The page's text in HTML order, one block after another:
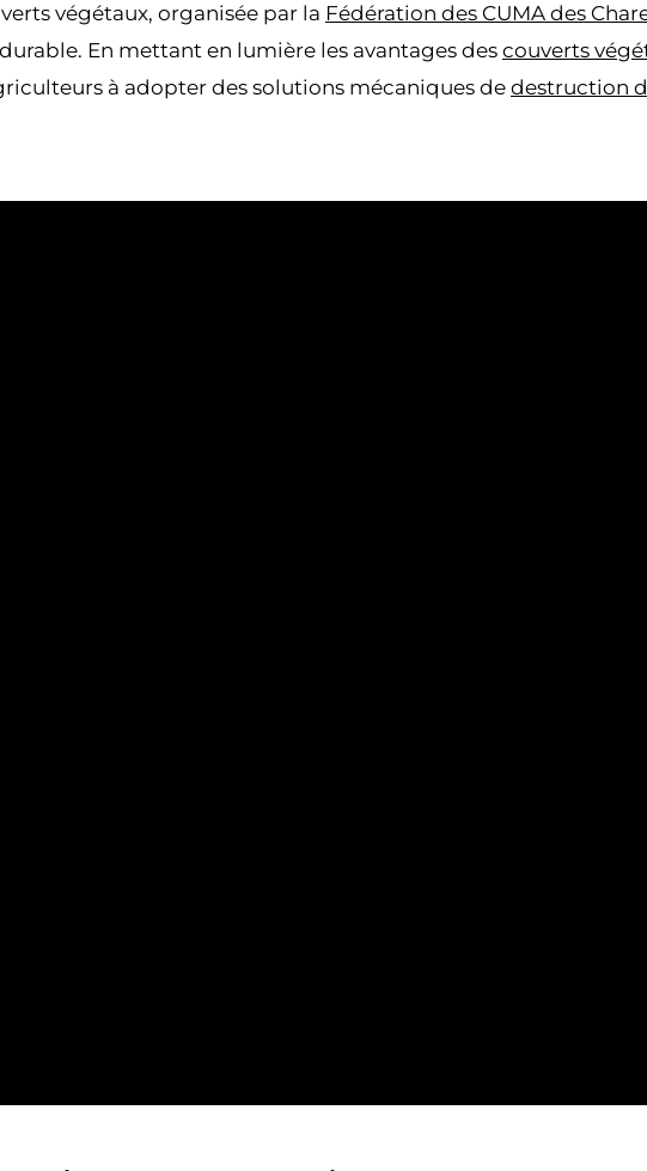
végétaux, organisée par la Fédération des CUMA des
En mettant en lumière les avantages des couverts
à adopter des solutions mécaniques de destruction